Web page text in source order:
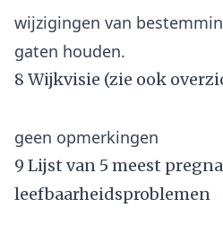
wijzigingen van
8 Wijkvisie (zie ook
9 Lijst van 5 meest
leefbaarheidsproblemen